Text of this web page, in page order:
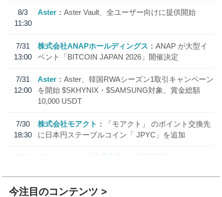
8/3
11:30
Aster Aster Vault、全ユーザー向けに提供開始
7/31
13:00
株式会社ANAPホールディングス
ANAP が大型イ
ベント「BITCOIN JAPAN 2026」開催決定
7/31
12:00
Aster
Aster、韓国RWAシーズン1取引キャンペーン
を開始 $SKHYNIX・$SAMSUNG対象、賞金総額
10,000 USDT
7/30
18:30
株式会社モアクト
「モアクト」 のポイント交換先
に日本円ステーブルコイン「 JPYC」を追加
7/29
SBI VCトレード株式会社
信託型円建てステーブル
今注目のコンテンツ